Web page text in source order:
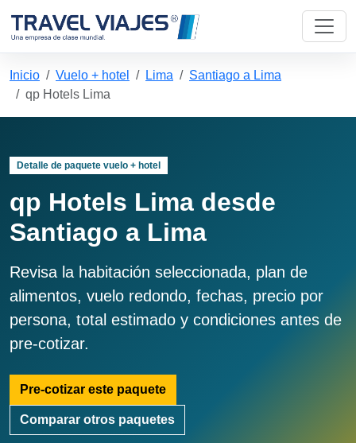
Inicio Vuelo + hotel Lima
Santiago a Lima
qp Hotels Lima
Detalle de paquete vuelo + hotel
qp Hotels Lima desde
Santiago a Lima
Revisa la habitación seleccionada, plan de
alimentos, vuelo redondo, fechas, precio por
persona, total estimado y condiciones antes de
pre-cotizar.
Pre-cotizar este paquete
Comparar otros paquetes